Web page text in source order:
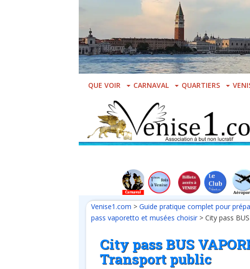
main
content
QUE VOIR CARNAVAL QUARTIERS
Venise1.com > Guide pratique complet pour
pass vaporetto et musées choisir> City pass
City pass BUS
Transport public